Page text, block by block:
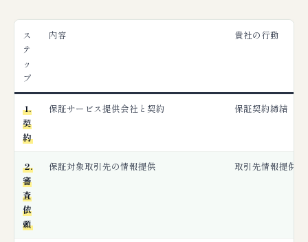
ス
テ
ッ
プ
内容 貴社の行動
1.
契
約
保証サービス提供会社と契約 保証契約締結
2.
審
査
依
頼
保証対象取引先の情報提供 取引先情報提供